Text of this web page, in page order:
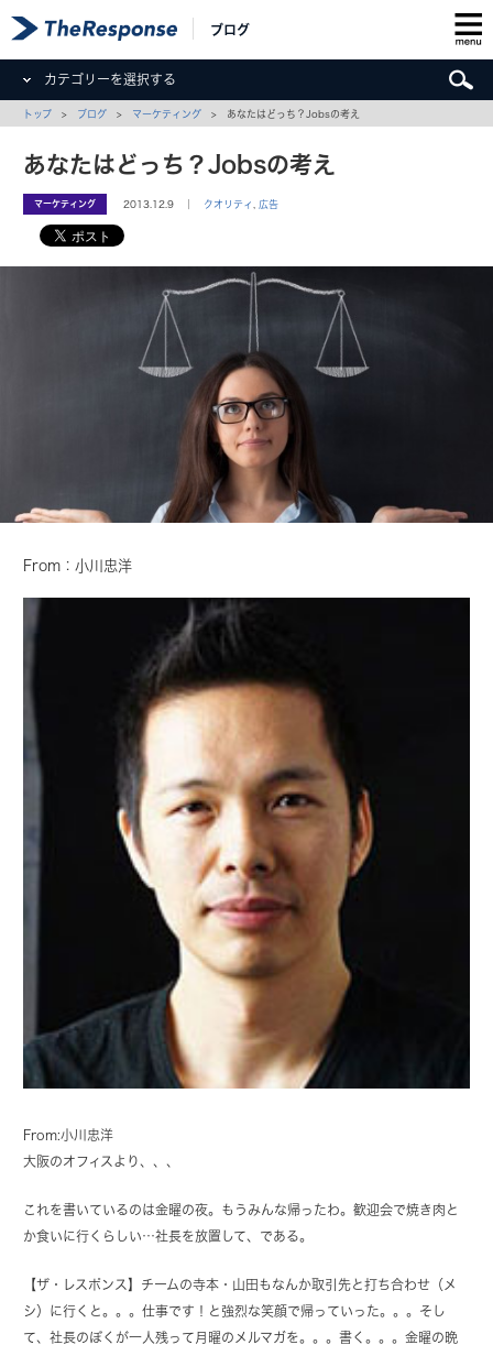
ブログ
カテゴリーを選択する
トップ > ブログ > マーケティング > あなたはどっち？Jobsの考え
あなたはどっち？Jobsの考え
マーケティング 2013.12.9 ｜ クオリティ 広告
From：小川忠洋
From:小川忠洋
大阪のオフィスより、、、
これを書いているのは金曜の夜。もうみんな帰ったわ。歓迎会で焼き肉と
か食いに行くらしい…社長を放置して、である。
【ザ・レスポンス】チームの寺本・山田もなんか取引先と打ち合わせ（メ
シ）に行くと。。。仕事です！と強烈な笑顔で帰っていった。。。そし
て、社長のぼくが一人残って月曜のメルマガを。。。書く。。。金曜の晩